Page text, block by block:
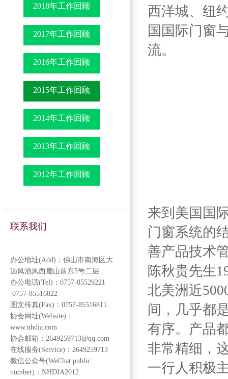
2018年工作回顾
2017年工作回顾
2016年工作回顾
2015年工作回顾
2014年工作回顾
2013年工作回顾
2012年工作回顾
联系我们
办公地址(Add)：佛山市南海区大
沥凤池凤西扁山前东5号二层
办公电话(Tel)：0757-85529221
0757-85516822
图文传真(Fax)：0757-85516811
协会网址(Website)：
www.nhdia.com
协会邮箱：2649259713@qq.com
在线服务(Service)：2649259713
微信公众号(WeChat public
number)：NHDIA2012
西洋城、纽
国国际门窗
流。
来到美国国
门窗系统的
善产品技术
陈秋贵先生
北美洲近
间，几乎都
有序。产品
非常精细，
一行人积极